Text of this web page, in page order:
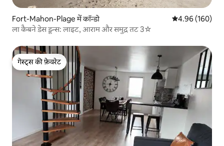
Fort-Mahon-Plage में कॉन्डो औसत रेटिंग 5 में से
4.96 (160)
ला कैबने डेस डून्स: लाइट, आराम और समुद्र तट 3☆
गेस्ट्स की फ़ेवरेट
गेस्ट्स की फ़ेवरेट